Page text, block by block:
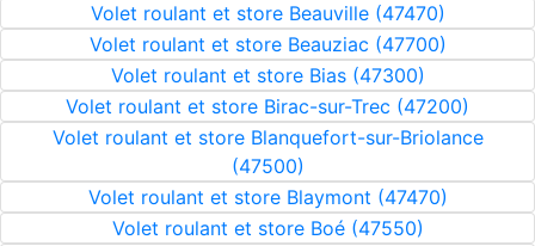
Volet roulant et store Beauville (47470)
Volet roulant et store Beauziac (47700)
Volet roulant et store Bias (47300)
Volet roulant et store Birac-sur-Trec (47200)
Volet roulant et store Blanquefort-sur-Briolance
(47500)
Volet roulant et store Blaymont (47470)
Volet roulant et store Boé (47550)